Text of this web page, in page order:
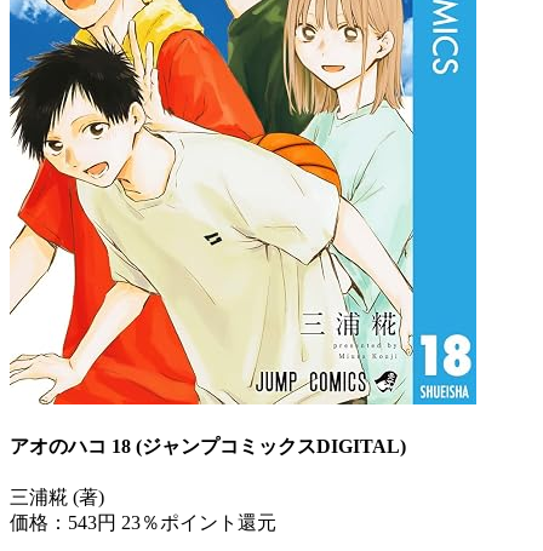
アオのハコ 18 (ジャンプコミックスDIGITAL)
三浦糀 (著)
価格：543円 23％ポイント還元